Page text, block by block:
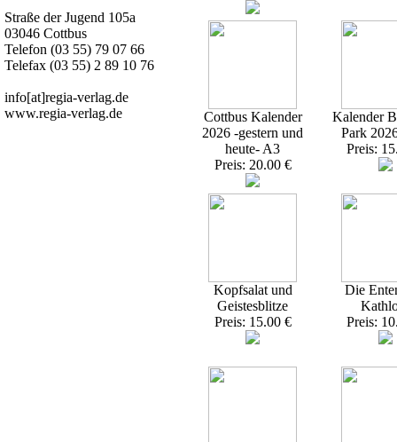
Straße der Jugend 105a
03046 Cottbus
Telefon (03 55) 79 07 66
Telefax (03 55) 2 89 10 76
info[at]regia-verlag.de
www.regia-verlag.de
Cottbus Kalender
2026 -gestern und
heute- A3
Preis: 20.00 €
Kalender
Park
Preis:
Kopfsalat und
Geistesblitze
Preis: 15.00 €
Die
Preis: